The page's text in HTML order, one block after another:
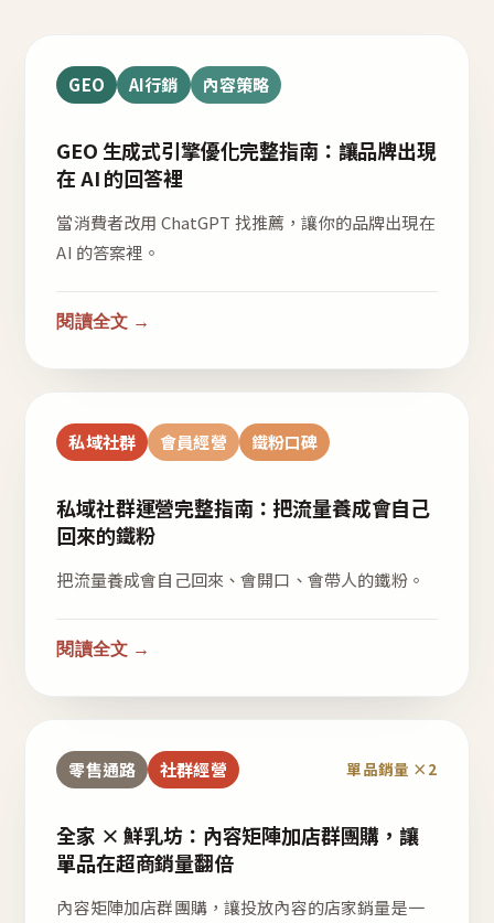
GEO AI行銷 內容策略
GEO 生成式引擎優化完整指南：讓品牌出現
在 AI 的回答裡
當消費者改用 ChatGPT 找推薦，讓你的品牌出現在
AI 的答案裡。
閱讀全文 →
私域社群 會員經營 鐵粉口碑
私域社群運營完整指南：把流量養成會自己
回來的鐵粉
把流量養成會自己回來、會開口、會帶人的鐵粉。
閱讀全文 →
零售通路 社群經營 單品銷量 ×2
全家 × 鮮乳坊：內容矩陣加店群團購，讓
單品在超商銷量翻倍
內容矩陣加店群團購，讓投放內容的店家銷量是一